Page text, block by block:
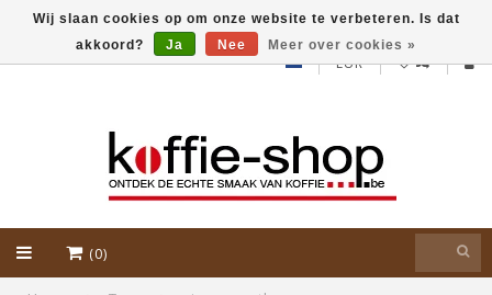
EUR
(0)
Wij slaan cookies op om onze website te verbeteren. Is dat
akkoord?
Ja Nee Meer over cookies »